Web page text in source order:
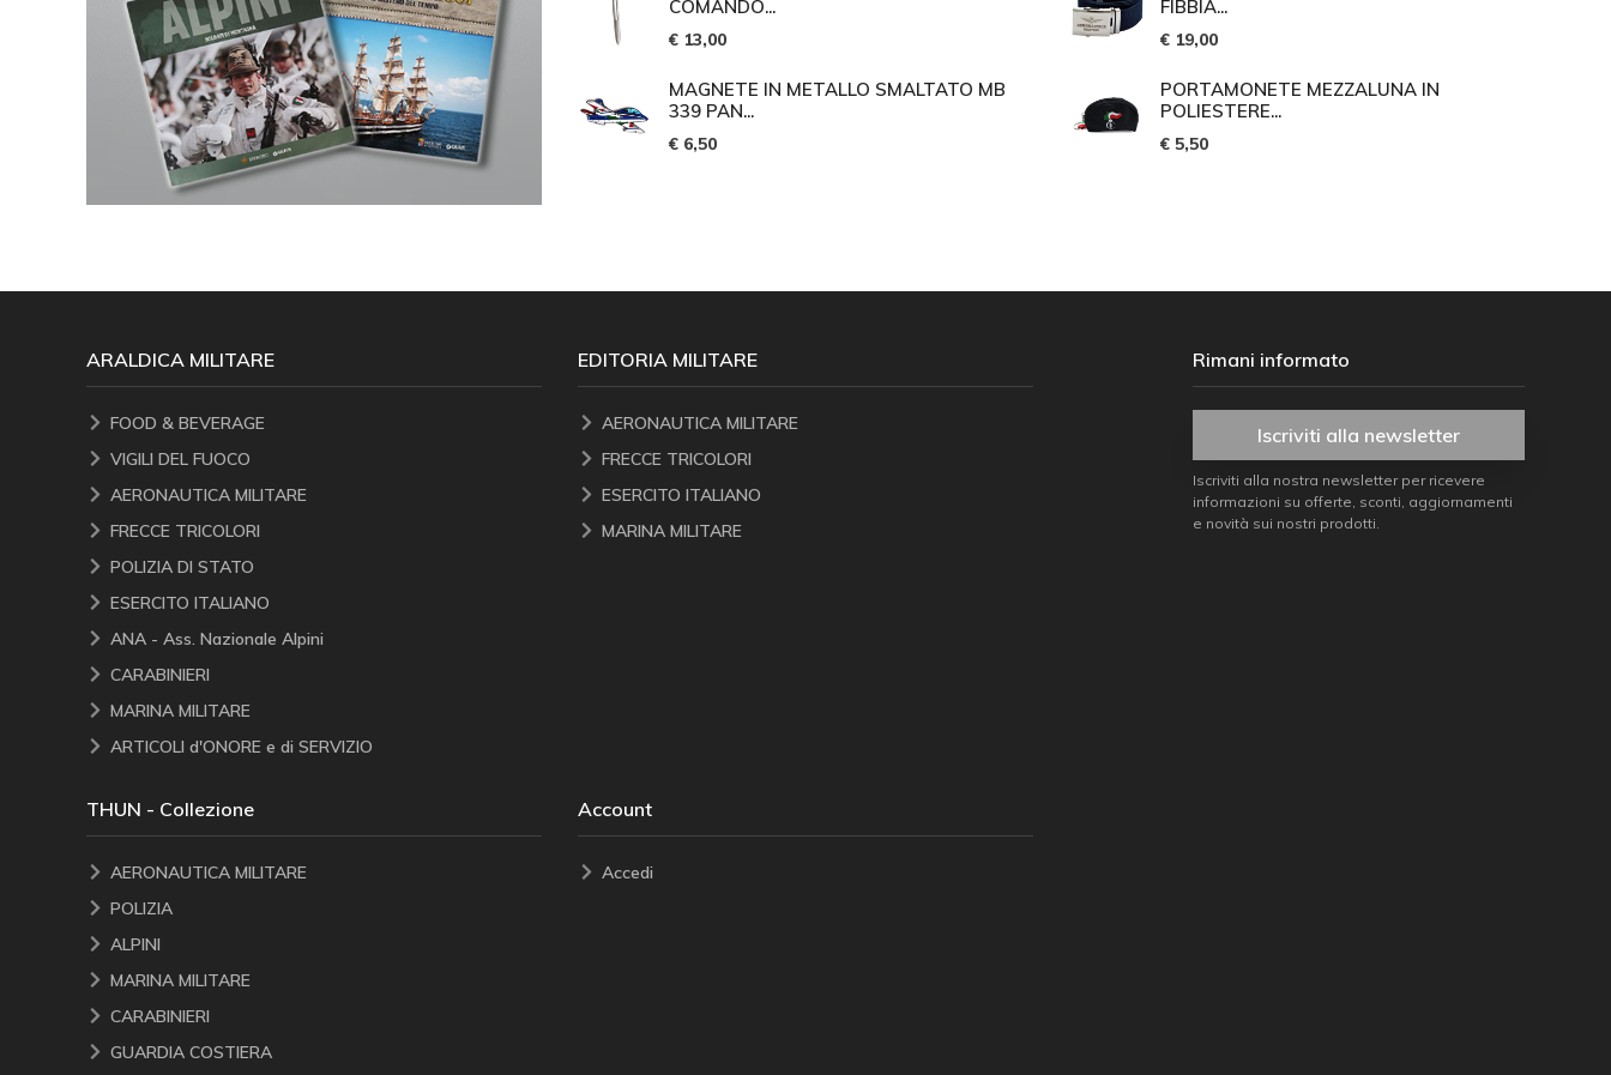
COMANDO...
€ 13,00
MAGNETE IN METALLO SMALTATO MB
339 PAN...
€ 6,50
FIBBIA...
€ 19,00
PORTAMONETE MEZZALUNA IN
POLIESTERE...
€ 5,50
ARALDICA MILITARE
FOOD & BEVERAGE
VIGILI DEL FUOCO
AERONAUTICA MILITARE
FRECCE TRICOLORI
POLIZIA DI STATO
ESERCITO ITALIANO
ANA - Ass. Nazionale Alpini
CARABINIERI
MARINA MILITARE
ARTICOLI d'ONORE e di SERVIZIO
EDITORIA MILITARE
AERONAUTICA MILITARE
FRECCE TRICOLORI
ESERCITO ITALIANO
MARINA MILITARE
THUN - Collezione
AERONAUTICA MILITARE
POLIZIA
ALPINI
MARINA MILITARE
CARABINIERI
GUARDIA COSTIERA
Account
Accedi
Rimani informato
Iscriviti alla newsletter
Iscriviti alla nostra newsletter per ricevere
informazioni su offerte, sconti, aggiornamenti
e novità sui nostri prodotti.